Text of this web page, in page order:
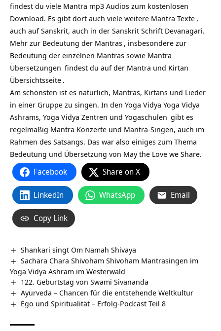
findest du viele Mantra mp3 Audios zum kostenlosen
Download. Es gibt dort auch viele weitere Mantra Texte ,
auch auf Sanskrit, auch in der Sanskrit Schrift Devanagari.
Mehr zur Bedeutung der Mantras , insbesondere zur
Bedeutung der einzelnen Mantras sowie Mantra
Übersetzungen findest du aufder Mantra und Kirtan
Übersichtsseite .
Am schönsten ist es natürlich, Mantras, Kirtans und Lieder
in einer Gruppe zu singen. In den Yoga Vidya Yoga Vidya
Ashrams, Yoga Vidya Zentren und Yogaschulen gibt es
regelmäßig Mantra Konzerte und Mantra-Singen, auch im
Rahmen des Satsangs. Das war also einiges zum Thema
Bedeutung und Übersetzung von May the Love we Share.
Facebook Share on X
LinkedIn WhatsApp Email
Copy Link
Shankari singt Om Namah Shivaya
Sachara Chara Shivoham Shivoham Mantrasingen im
Yoga Vidya Ashram im Westerwald
122. Geburtstag von Swami Sivananda
Ayurveda – Chancen für die entstehende Weltkultur
Ego und Spiritualität – Erfolg-Podcast Teil 8